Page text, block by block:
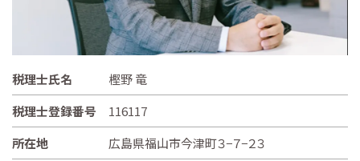
税理士氏名
樫野 竜
税理士登録番号
116117
所在地
広島県福山市今津町３−７−２３